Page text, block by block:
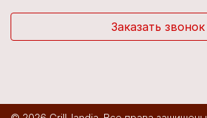
Заказать звонок